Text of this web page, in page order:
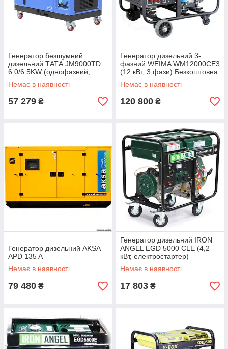
Генератор безшумний
дизельний ТАТА JM9000TD
6.0/6.5KW (однофазний,
підігрів палива) (код 53179)
Немає в наявності
57 279 ₴
Генератор дизельний 3-
фазний WEIMA WM12000CE3
(12 кВт, 3 фази) Безкоштовна
доставка
Немає в наявності
120 800 ₴
Генератор дизельний AKSA
APD 135 A
Немає в наявності
79 480 ₴
Генератор дизельний IRON
ANGEL EGD 5000 CLE (4,2
кВт, електростартер)
Безкоштовна доставка
Немає в наявності
17 803 ₴